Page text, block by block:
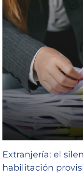
Extranjería: el
habilitación